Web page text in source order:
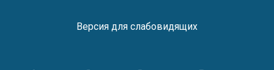
Версия для слабовидящих